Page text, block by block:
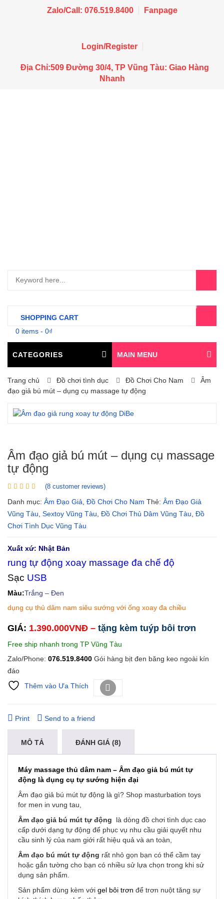
Zalo/Call: 076.519.8400 Fanpage
Login/Register
Địa Chỉ:509 Đường 30/4, TP Vũng Tàu: Giao Hàng
Nhanh
SHOPPING CART
0 items - 0₫
0
CATEGORIES MAIN MENU
Trang chủ Đồ chơi tình dục Đồ Chơi Cho Nam
Âm
đạo giả bú mút – dụng cụ massage tự động
Âm đạo giả bú mút – dụng cụ massage
tự động
(8 customer reviews)
Danh mục: Âm Đạo Giả Đồ Chơi Cho Nam Thẻ: Âm Đạo Giả
Vũng Tàu Sextoy Vũng Tàu Đồ Chơi Thủ Dâm Vũng Tàu Đồ
Chơi Tình Dục Vũng Tàu
Xuất xứ: Nhật Bản
rung tự động xoay massage đa chế độ
Sạc USB
Màu:Trắng – Đen
dụng cụ thủ dâm nam siêu sướng với ống xoay đa chiều
GIÁ: 1.390.000VNĐ – tặng kèm tuýp bôi trơn
Free ship nhanh trong TP Vũng Tàu
Zalo/Phone: 076.519.8400 Gói hàng bịt đen băng keo ngoài kín
đáo
Thêm vào Ưa Thích
Print Send to a friend
MÔ TẢ ĐÁNH GIÁ (8)
Máy massage thủ dâm nam – Âm đạo giả bú mút tự
động là dụng cụ tự sướng hiện đại
Âm đạo giả bú mút tự động là gì? Shop masturbation toys
for men in vung tau,
Âm đạo giả bú mút tự động
là dòng đồ chơi tình dục cao
cấp dưới dạng tự động để phục vụ nhu cầu giải quyết nhu
cầu sinh lý của nam giới rất hiệu quả và an toàn,
Âm đạo bú mút tự động rất nhỏ gọn bạn có thể cầm tay
hoặc gắn tường cho bạn có nhiều sử lựa chọn trong khi sử
dụng sản phẩm.
Sản phẩm dùng kèm với gel bôi trơn để trơn nuột tăng sự